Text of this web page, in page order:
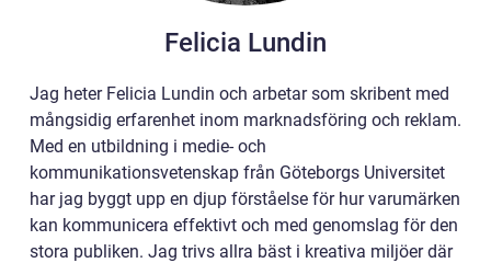
Felicia Lundin
Jag heter Felicia Lundin och arbetar som skribent med
mångsidig erfarenhet inom marknadsföring och reklam.
Med en utbildning i medie- och
kommunikationsvetenskap från Göteborgs Universitet
har jag byggt upp en djup förståelse för hur varumärken
kan kommunicera effektivt och med genomslag för den
stora publiken. Jag trivs allra bäst i kreativa miljöer där